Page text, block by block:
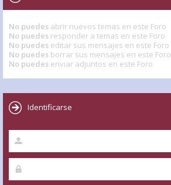
No puedes abrir nuevos temas en este Foro
No puedes responder a temas en este Foro
No puedes editar sus mensajes en este Foro
No puedes borrar sus mensajes en este Foro
No puedes enviar adjuntos en este Foro
Identificarse